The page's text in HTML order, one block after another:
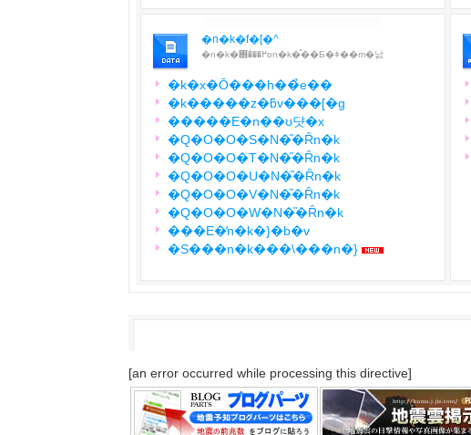
�n�k�f�[�^
�n�k�΍�̂��߂ɒn�k�̂��Ƃ�ǂ��m�낤
�k�x�Ō���h��̉e��
�k�����z�ƃv���[�g
�����E�n��ʊ댯�x
�Q�O�O�S�N�̎�Ȓn�k
�Q�O�O�T�N�̎�Ȓn�k
�Q�O�O�U�N�̎�Ȓn�k
�Q�O�O�V�N�̎�Ȓn�k
�Q�O�O�W�N�̎�Ȓn�k
���E�̒n�k�}�b�v
�S���n�k���\���n�}
[an error occurred while processing this directive]